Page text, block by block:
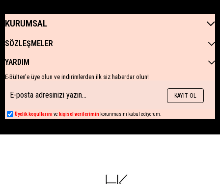
KURUMSAL
SÖZLEŞMELER
YARDIM
E-Bülten'e üye olun ve indirimlerden ilk siz haberdar olun!
KAYIT OL
Üyelik koşullarını ve kişisel verilerimin korunmasını kabul ediyorum.